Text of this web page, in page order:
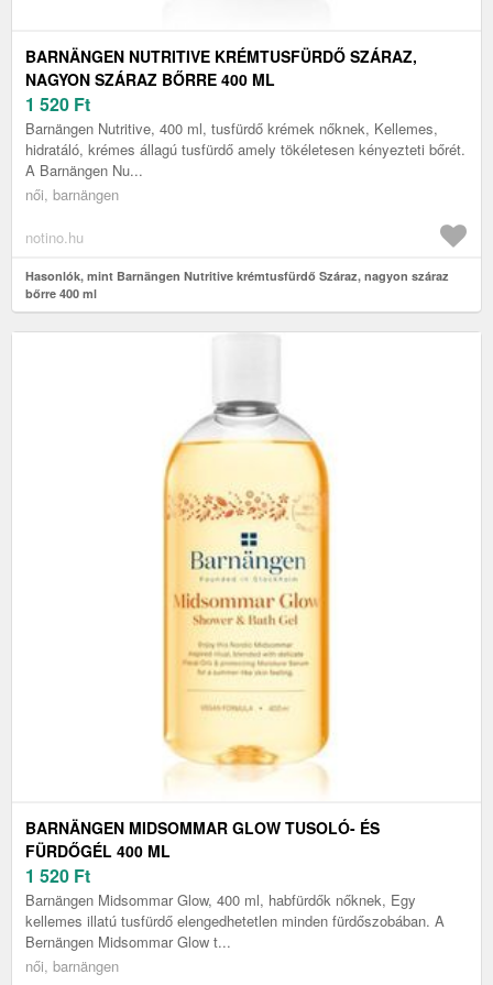
BARNÄNGEN NUTRITIVE KRÉMTUSFÜRDŐ SZÁRAZ,
NAGYON SZÁRAZ BŐRRE 400 ML
1 520 Ft
Barnängen Nutritive, 400 ml, tusfürdő krémek nőknek, Kellemes,
hidratáló, krémes állagú tusfürdő amely tökéletesen kényezteti bőrét.
A Barnängen Nu...
női, barnängen
notino.hu
Hasonlók, mint Barnängen Nutritive krémtusfürdő Száraz, nagyon száraz
bőrre 400 ml
BARNÄNGEN MIDSOMMAR GLOW TUSOLÓ- ÉS
FÜRDŐGÉL 400 ML
1 520 Ft
Barnängen Midsommar Glow, 400 ml, habfürdők nőknek, Egy
kellemes illatú tusfürdő elengedhetetlen minden fürdőszobában. A
Bernängen Midsommar Glow t...
női, barnängen